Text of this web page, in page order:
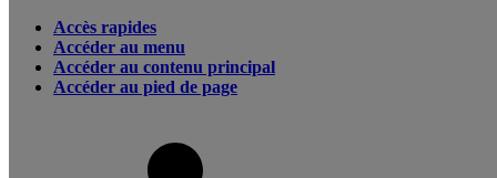
Accès rapides
Accéder au menu
Accéder au contenu principal
Accéder au pied de page